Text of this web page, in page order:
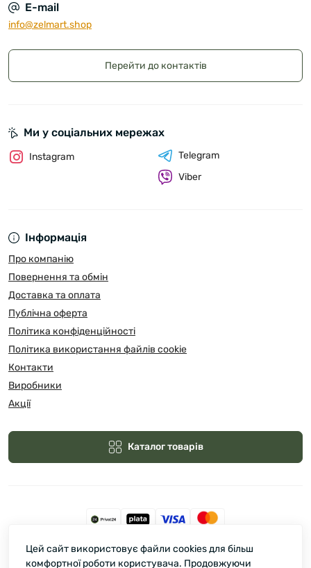
E-mail
info@zelmart.shop
Перейти до контактів
Інформація
Про компанію
Повернення та обмін
Доставка та оплата
Публічна оферта
Політика конфіденційності
Політика використання файлів cookie
Контакти
Виробники
Акції
Каталог товарів
Ми у соціальних мережах
Instagram
Telegram
Viber
Зелмарт © 2026
Цей сайт використовує файли cookies для більш
комфортної роботи користувача. Продовжуючи